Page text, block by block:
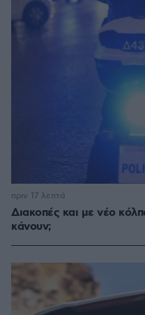
Διακοπές και με νέο
κάνουν;
πριν 17 λεπτά